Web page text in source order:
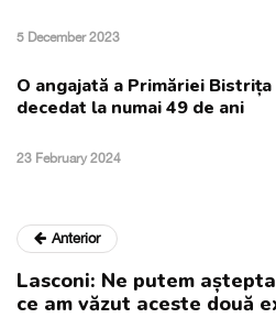
5 December 2023
O angajată a Primăriei Bistrița
decedat la numai 49 de ani
23 February 2024
Anterior
Lasconi: Ne putem
ce am văzut aceste două